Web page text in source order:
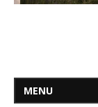
MENU